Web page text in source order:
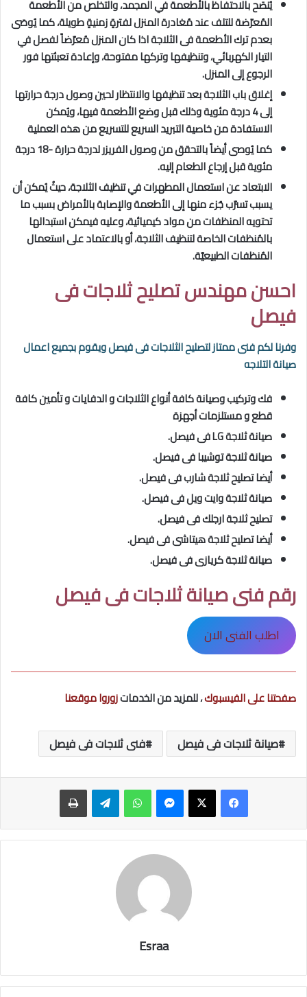
يُنصَح بالاحتفاظ بالأطعمة في المجمد، والتخلص من الأطعمة
المُعرّضة للتلف عند مُغادرة المنزل لفترةٍ زمنيةٍ طويلة، كما يُوصَى
بعدم ترك الأطعمة فى الثلاجة اذا كان المنزل مُعرّضاً لفصل في
التيار الكهربائي، وتنظيفها وتركها مفتوحة، وإعادة تعبئتها فور
الرجوع إلى المنزل.
إغلاق باب الثلاجة بعد تنظيفها والانتظار لحين وصول درجة حرارتها
إلى 4 درجة مئوية وذلك قبل وضع الأطعمة فيها، ويُمكن
الاستفادة من خاصية التبريد السريع للتسريع من هذه العملية
كما يُوصى أيضاً بالتحقق من وصول الفريزر لدرجة حرارة -18 درجة
مئوية قبل إرجاع الطعام إليه.
الابتعاد عن استعمال المطهرات في تنظيف الثلاجة، حيثُ يُمكن أن
يسبب تسرّب جُزء منها إلى الأطعمة والإصابة بالأمراض بسبب ما
تحتويه المنظفات من مواد كيميائية، وعليه فيمكن استبدالها
بالمُنظفات الخاصة لتنظيف الثلاجة، أو بالاعتماد على استعمال
المُنظفات الطبيعيّة.
احسن مهندس تصليح ثلاجات فى
فيصل
وفرنا لكم فنى ممتاز لتصليح الثلاجات فى فيصلويقوم بجميع اعمال
صيانة التلاجه
فك وتركيب وصيانة كافة أنواع الثلاجات و الدفايات و تأمين كافة
قطع و مستلزمات أجهزة
صيانة ثلاجة LG فى فيصل.
صيانة ثلاجة توشيبا فى فيصل.
أيضا تصليحثلاجة شارب فى فيصل.
صيانة ثلاجة وايت ويل فى فيصل.
تصليح ثلاجة ارجلك فىفيصل.
أيضاتصليحثلاجة هيتاشى فىفيصل.
صيانة ثلاجة كريازى فى فيصل.
رقم فنى صيانة ثلاجات فىفيصل
اطلب الفنى الان
صفحتنا على الفيسبوك، للمزيد من الخدماتزوروا موقعنا
صيانة ثلاجات فى فيصل فنى ثلاجات فى فيصل
ماسنجر واتساب تيلقرام طباعة
Esraa